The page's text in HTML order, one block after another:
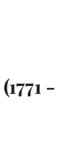
(1771 -